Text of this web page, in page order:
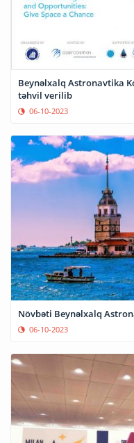
Beynəlxalq Astronavtika
təhvil verilib
06-10-2023
Növbəti Beynəlxalq
06-10-2023